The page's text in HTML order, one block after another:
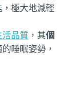
極大地減輕
活品質 ，其個
睡眠姿勢，